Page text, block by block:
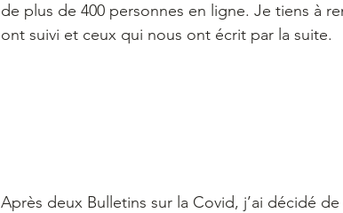
de plus de 400 personnes en ligne. Je tiens à
ont suivi et ceux qui nous ont écrit par la suite.
Après deux Bulletins sur la Covid, j’ai décidé